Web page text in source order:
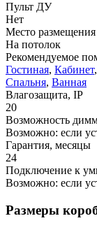
Пульт ДУ
Нет
Место размещения
На потолок
Рекомендуемое
Гостиная, Кабинет
Спальня, Ванная
Влагозащита, IP
20
Возможность
Возможно: если
Гарантия, месяцы
24
Подключение к
Возможно: если
Размеры